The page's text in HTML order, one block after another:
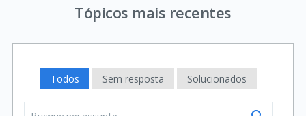
Tópicos mais recentes
Todos Sem resposta Solucionados